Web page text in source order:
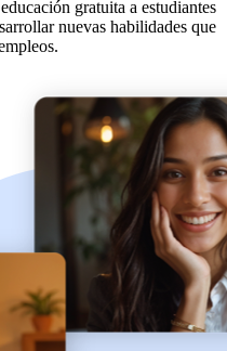
gratuita a estudiantes
nuevas habilidades que